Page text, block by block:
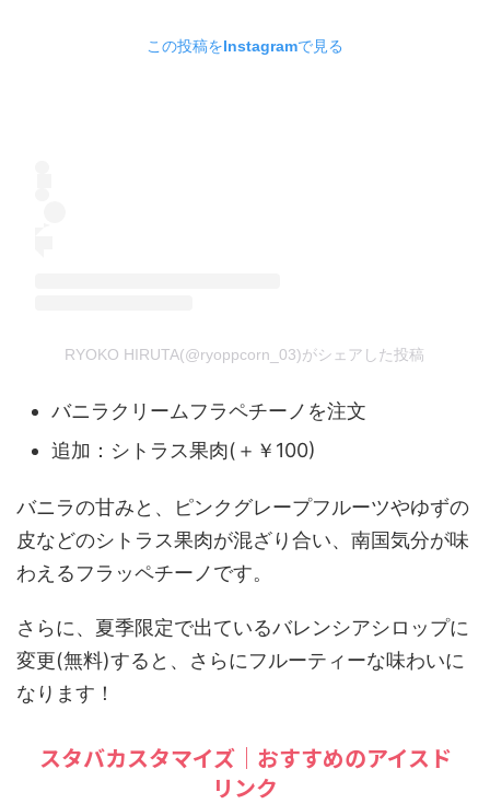
この投稿をInstagramで見る
RYOKO HIRUTA(@ryoppcorn_03)がシェアした投稿
バニラクリームフラペチーノを注文
追加：シトラス果肉(＋￥100)
バニラの甘みと、ピンクグレープフルーツやゆずの
皮などのシトラス果肉が混ざり合い、南国気分が味
わえるフラッペチーノです。
さらに、夏季限定で出ているバレンシアシロップに
変更(無料)すると、さらにフルーティーな味わいに
なります！
スタバカスタマイズ｜おすすめのアイスド
リンク